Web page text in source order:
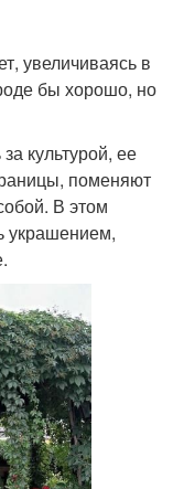
увеличиваясь в
бы хорошо, но
культурой, ее
поменяют
В этом
украшением,